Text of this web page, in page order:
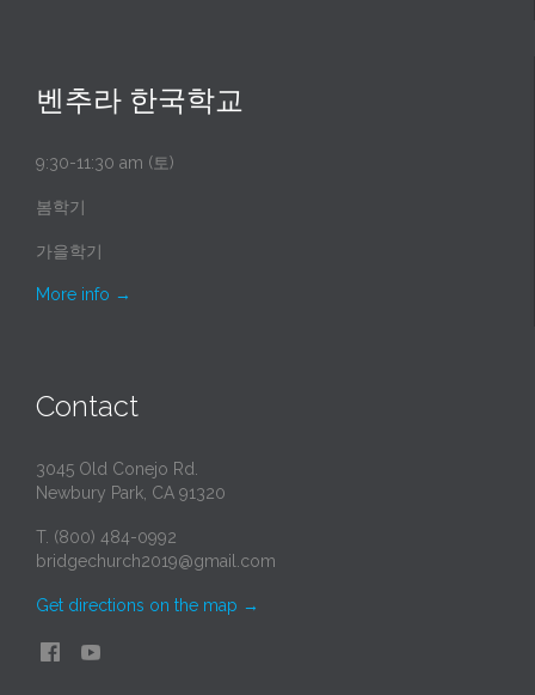
벤추라 한국학교
9:30-11:30 am (토)
봄학기
가을학기
More info →
Contact
3045 Old Conejo Rd.
Newbury Park, CA 91320
T. (800) 484-0992
bridgechurch2019@gmail.com
Get directions on the map →